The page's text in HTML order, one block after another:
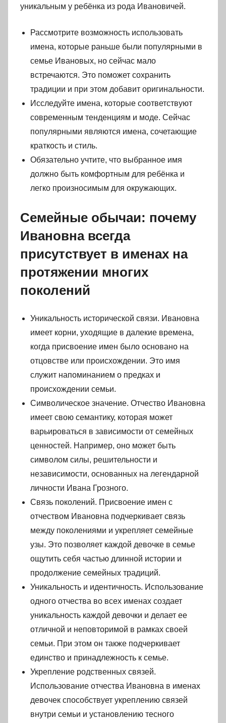
уникальным у ребёнка из рода Ивановичей.
Рассмотрите возможность использовать
имена, которые раньше были популярными в
семье Ивановых, но сейчас мало
встречаются. Это поможет сохранить
традиции и при этом добавит оригинальности.
Исследуйте имена, которые соответствуют
современным тенденциям и моде. Сейчас
популярными являются имена, сочетающие
краткость и стиль.
Обязательно учтите, что выбранное имя
должно быть комфортным для ребёнка и
легко произносимым для окружающих.
Семейные обычаи: почему
Ивановна всегда
присутствует в именах на
протяжении многих
поколений
Уникальность исторической связи. Ивановна
имеет корни, уходящие в далекие времена,
когда присвоение имен было основано на
отцовстве или происхождении. Это имя
служит напоминанием о предках и
происхождении семьи.
Символическое значение. Отчество Ивановна
имеет свою семантику, которая может
варьироваться в зависимости от семейных
ценностей. Например, оно может быть
символом силы, решительности и
независимости, основанных на легендарной
личности Ивана Грозного.
Связь поколений. Присвоение имен с
отчеством Ивановна подчеркивает связь
между поколениями и укрепляет семейные
узы. Это позволяет каждой девочке в семье
ощутить себя частью длинной истории и
продолжение семейных традиций.
Уникальность и идентичность. Использование
одного отчества во всех именах создает
уникальность каждой девочки и делает ее
отличной и неповторимой в рамках своей
семьи. При этом он также подчеркивает
единство и принадлежность к семье.
Укрепление родственных связей.
Использование отчества Ивановна в именах
девочек способствует укреплению связей
внутри семьи и установлению тесного